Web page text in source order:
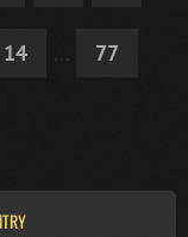
14 ... 77